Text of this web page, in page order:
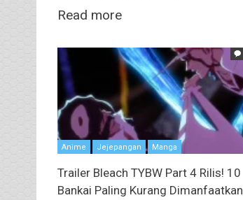
Read more
Anime Jejepangan Manga
Trailer Bleach TYBW Part 4 Rilis! 10
Bankai Paling Kurang Dimanfaatkan